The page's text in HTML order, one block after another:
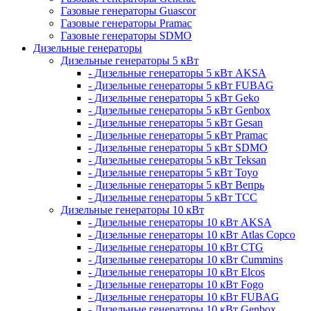
Газовые генераторы Guascor
Газовые генераторы Pramac
Газовые генераторы SDMO
Дизельные генераторы
Дизельные генераторы 5 кВт
- Дизельные генераторы 5 кВт AKSA
- Дизельные генераторы 5 кВт FUBAG
- Дизельные генераторы 5 кВт Geko
- Дизельные генераторы 5 кВт Genbox
- Дизельные генераторы 5 кВт Gesan
- Дизельные генераторы 5 кВт Pramac
- Дизельные генераторы 5 кВт SDMO
- Дизельные генераторы 5 кВт Teksan
- Дизельные генераторы 5 кВт Toyo
- Дизельные генераторы 5 кВт Вепрь
- Дизельные генераторы 5 кВт ТСС
Дизельные генераторы 10 кВт
- Дизельные генераторы 10 кВт AKSA
- Дизельные генераторы 10 кВт Atlas Copco
- Дизельные генераторы 10 кВт CTG
- Дизельные генераторы 10 кВт Cummins
- Дизельные генераторы 10 кВт Elcos
- Дизельные генераторы 10 кВт Fogo
- Дизельные генераторы 10 кВт FUBAG